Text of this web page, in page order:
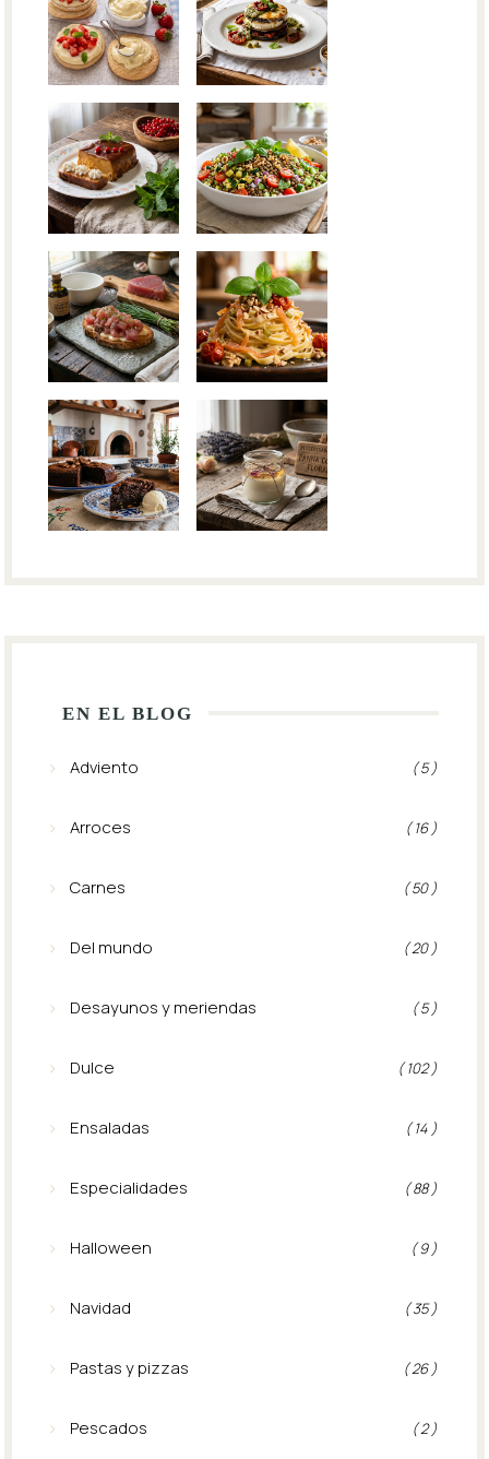
EN EL BLOG
Adviento ( 5 )
Arroces ( 16 )
Carnes ( 50 )
Del mundo ( 20 )
Desayunos y meriendas ( 5 )
Dulce ( 102 )
Ensaladas ( 14 )
Especialidades ( 88 )
Halloween ( 9 )
Navidad ( 35 )
Pastas y pizzas ( 26 )
Pescados ( 2 )